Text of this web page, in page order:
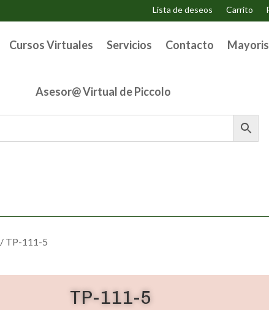
Lista de deseos Carrito
Cursos Virtuales Servicios Contacto
Asesor@ Virtual de Piccolo
/ TP-111-5
TP-111-5